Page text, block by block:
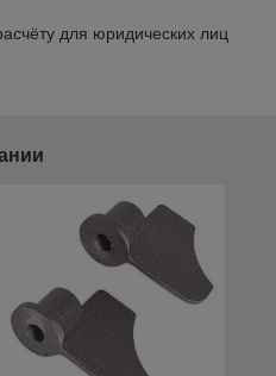
для юридических лиц